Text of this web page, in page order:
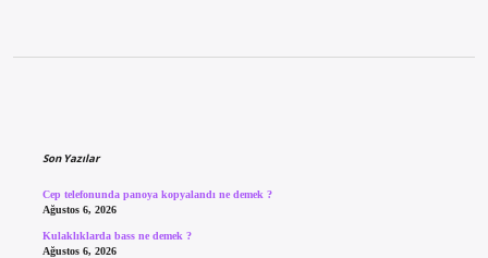
Son Yazılar
Cep telefonunda panoya kopyalandı ne demek ?
Ağustos 6, 2026
Kulaklıklarda bass ne demek ?
Ağustos 6, 2026